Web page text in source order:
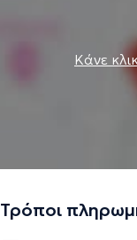
Την περιγραφή
επαληθευμένες
Κάνε
Τρόποι